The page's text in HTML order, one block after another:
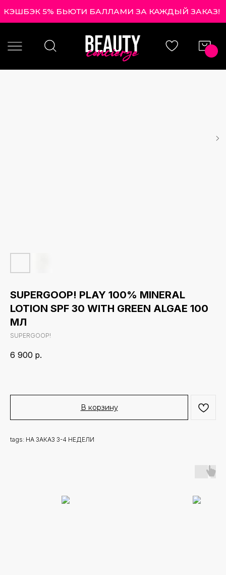
КЭШБЭК 5% БЬЮТИ БАЛЛАМИ ЗА КАЖДЫЙ ЗАКАЗ!|
SUPERGOOP! PLAY 100% MINERAL
LOTION SPF 30 WITH GREEN ALGAE 100
МЛ
SUPERGOOP!
6 900 р.
В корзину
tags: НА ЗАКАЗ 3-4 НЕДЕЛИ